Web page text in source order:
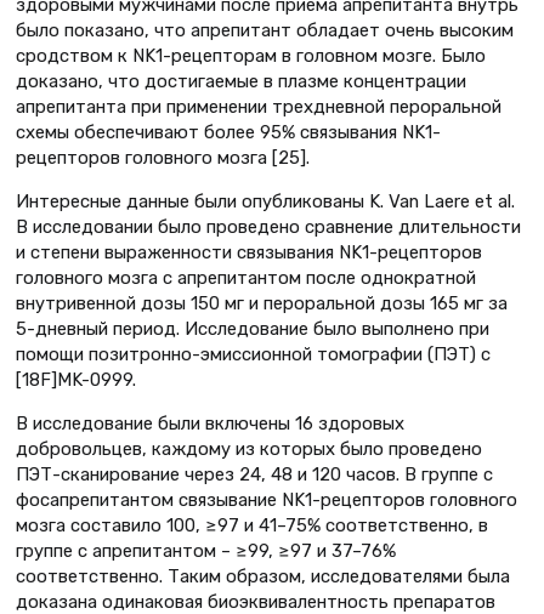
здоровыми мужчинами после приема апрепитанта внутрь
было показано, что апрепитант обладает очень высоким
сродством к NK1-рецепторам в головном мозге. Было
доказано, что достигаемые в плазме концентрации
апрепитанта при применении трехдневной пероральной
схемы обеспечивают более 95% связывания NK1-
рецепторов головного мозга [25].
Интересные данные были опубликованы K. Van Laere et al.
В исследовании было проведено сравнение длительности
и степени выраженности связывания NK1-рецепторов
головного мозга с апрепитантом после однократной
внутривенной дозы 150 мг и пероральной дозы 165 мг за
5-дневный период. Исследование было выполнено при
помощи позитронно-эмиссионной томографии (ПЭТ) с
[18F]MK-0999.
В исследование были включены 16 здоровых
добровольцев, каждому из которых было проведено
ПЭТ-сканирование через 24, 48 и 120 часов. В группе с
фосапрепитантом связывание NK1-рецепторов головного
мозга составило 100, ≥97 и 41–75% соответственно, в
группе с апрепитантом – ≥99, ≥97 и 37–76%
соответственно. Таким образом, исследователями была
доказана одинаковая биоэквивалентность препаратов